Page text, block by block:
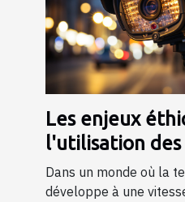
Les enjeux
l'utilisation des
espion dans la
Dans un monde où la
développe à une